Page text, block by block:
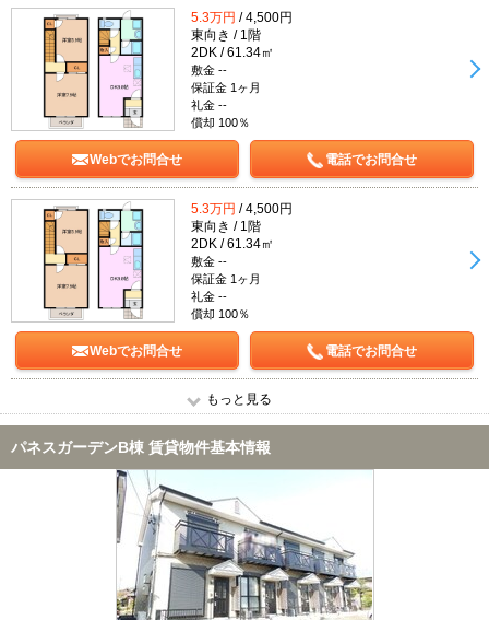
5.3万円 / 4,500円
東向き / 1階
2DK / 61.34㎡
敷金 --
保証金 1ヶ月
礼金 --
償却 100％
Webでお問合せ 電話でお問合せ
5.3万円 / 4,500円
東向き / 1階
2DK / 61.34㎡
敷金 --
保証金 1ヶ月
礼金 --
償却 100％
Webでお問合せ 電話でお問合せ
もっと見る
パネスガーデンB棟 賃貸物件基本情報